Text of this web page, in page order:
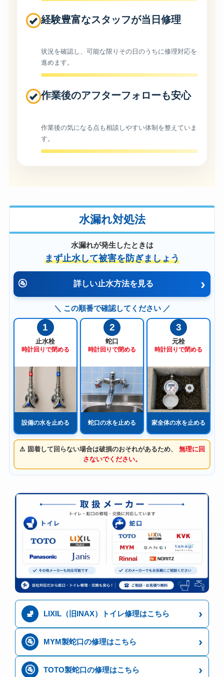
経験豊富なスタッフが当日修理
状況を確認し、可能な限りその日のうちに修理対応を
進めます。
作業後のアフターフォローも安心
作業後の気になる点も相談しやすい体制を整えていま
す。
水漏れ対処法
水漏れが発生したときは
まず止水して被害を防ぎましょう
🚰 詳しい止水方法を見る ›
＼ この順番で確認してください ／
1
止水栓
時計回りで閉める
設備の水を止める
2
蛇口
時計回りで閉める
蛇口の水を止める
3
元栓
時計回りで閉める
家全体の水を止める
⚠️ 固着して回らない場合は破損のおそれがあるため、 無理に回
さないでください。
🚽 LIXIL（旧INAX）トイレ修理はこちら ›
🚰 MYM製蛇口の修理はこちら ›
🚰 TOTO製蛇口の修理はこちら ›